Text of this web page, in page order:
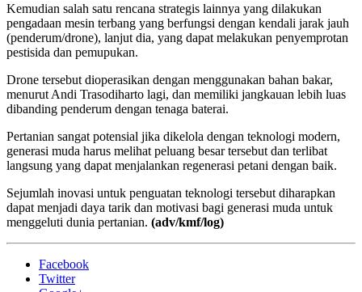
Kemudian salah satu rencana strategis lainnya yang dilakukan
pengadaan mesin terbang yang berfungsi dengan kendali jarak jauh
(penderum/drone), lanjut dia, yang dapat melakukan penyemprotan
pestisida dan pemupukan.
Drone tersebut dioperasikan dengan menggunakan bahan bakar,
menurut Andi Trasodiharto lagi, dan memiliki jangkauan lebih luas
dibanding penderum dengan tenaga baterai.
Pertanian sangat potensial jika dikelola dengan teknologi modern,
generasi muda harus melihat peluang besar tersebut dan terlibat
langsung yang dapat menjalankan regenerasi petani dengan baik.
Sejumlah inovasi untuk penguatan teknologi tersebut diharapkan
dapat menjadi daya tarik dan motivasi bagi generasi muda untuk
menggeluti dunia pertanian. (adv/kmf/log)
Facebook
Twitter